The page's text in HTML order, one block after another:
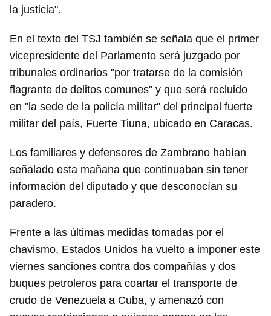
la justicia".
En el texto del TSJ también se señala que el primer
vicepresidente del Parlamento será juzgado por
tribunales ordinarios "por tratarse de la comisión
flagrante de delitos comunes" y que será recluido
en "la sede de la policía militar" del principal fuerte
militar del país, Fuerte Tiuna, ubicado en Caracas.
Los familiares y defensores de Zambrano habían
señalado esta mañana que continuaban sin tener
información del diputado y que desconocían su
paradero.
Frente a las últimas medidas tomadas por el
chavismo, Estados Unidos ha vuelto a imponer este
viernes sanciones contra dos compañías y dos
buques petroleros para coartar el transporte de
crudo de Venezuela a Cuba, y amenazó con